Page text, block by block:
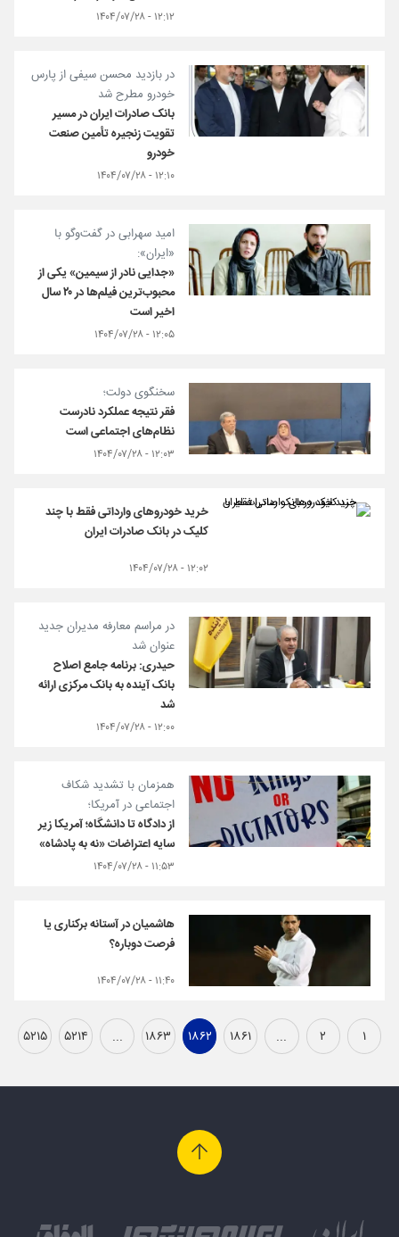
۱۲:۱۲ - ۱۴۰۴/۰۷/۲۸
در بازدید محسن سیفی از پارس
خودرو مطرح شد
بانک صادرات ایران در مسیر
تقویت زنجیره تأمین صنعت
خودرو
۱۲:۱۰ - ۱۴۰۴/۰۷/۲۸
امید سهرابی در گفت‌وگو با
«ایران»:
«جدایی نادر از سیمین» یکی از
محبوب‌ترین فیلم‌ها در ۲۰ سال
اخیر است
۱۲:۰۵ - ۱۴۰۴/۰۷/۲۸
سخنگوی دولت؛
فقر نتیجه عملکرد نادرست
نظام‌های اجتماعی است
۱۲:۰۳ - ۱۴۰۴/۰۷/۲۸
خرید خودروهای وارداتی فقط با چند
کلیک در بانک صادرات ایران
۱۲:۰۲ - ۱۴۰۴/۰۷/۲۸
در مراسم معارفه مدیران جدید
عنوان شد
حیدری: برنامه جامع اصلاح
بانک آینده به بانک مرکزی ارائه
شد
۱۲:۰۰ - ۱۴۰۴/۰۷/۲۸
همزمان با تشدید شکاف
اجتماعی در آمریکا؛
از دادگاه تا دانشگاه؛ آمریکا زیر
سایه اعتراضات «نه به پادشاه»
۱۱:۵۳ - ۱۴۰۴/۰۷/۲۸
هاشمیان در آستانه برکناری یا
فرصت دوباره؟
۱۱:۴۰ - ۱۴۰۴/۰۷/۲۸
۱ ۲ ... ۱۸۶۱ ۱۸۶۲ ۱۸۶۳ ... ۵۲۱۴ ۵۲۱۵